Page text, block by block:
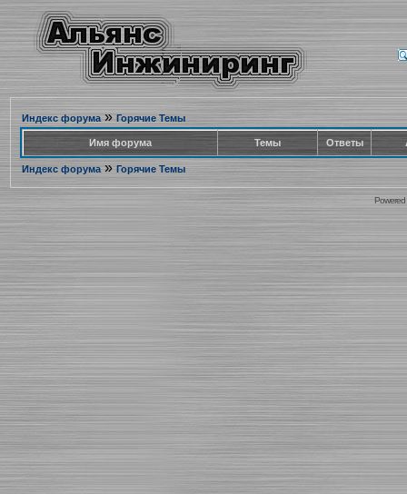
Индекс форума» Горячие Темы
Имя форума Темы Ответы
Индекс форума» Горячие Темы